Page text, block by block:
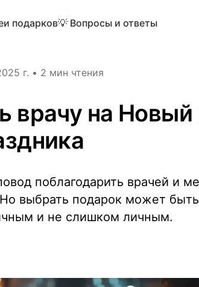
подарков💡 Вопросы и ответы
г. • 2 мин чтения
врачу на Новый
поблагодарить врачей и
выбрать подарок может
и не слишком личным.